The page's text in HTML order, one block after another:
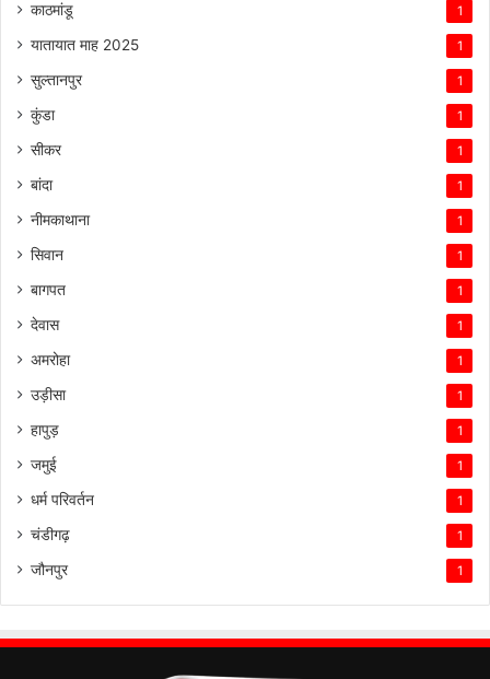
काठमांडू 1
यातायात माह 2025 1
सुल्तानपुर 1
कुंडा 1
सीकर 1
बांदा 1
नीमकाथाना 1
सिवान 1
बागपत 1
देवास 1
अमरोहा 1
उड़ीसा 1
हापुड़ 1
जमुई 1
धर्म परिवर्तन 1
चंडीगढ़ 1
जौनपुर 1